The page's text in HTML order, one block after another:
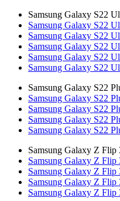
Samsung Galaxy S22
Samsung Galaxy S22
Samsung Galaxy S22
Samsung Galaxy S22
Samsung Galaxy S22
Samsung Galaxy S22
Samsung Galaxy S22
Samsung Galaxy S22
Samsung Galaxy S22
Samsung Galaxy S22
Samsung Galaxy S22
Samsung Galaxy Z
Samsung Galaxy Z
Samsung Galaxy Z Flip
Samsung Galaxy Z Flip
Samsung Galaxy Z Flip